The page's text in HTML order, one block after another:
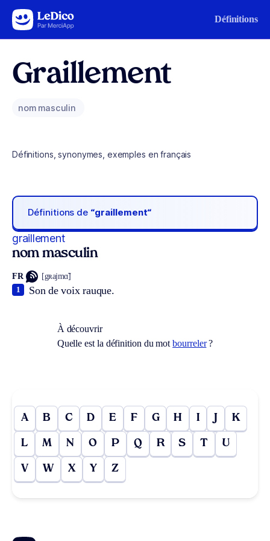
Aller au contenu Définitions
Graillement
nom masculin
Définitions, synonymes, exemples en français
Définitions de “graillement“
graillement
nom masculin
FR [gʀajmɑ̃]
Son de voix rauque.
1
À découvrir
Quelle est la définition du motbourreler?
A B C D E F G H I J K
L M N O P Q R S T U
V W X Y Z